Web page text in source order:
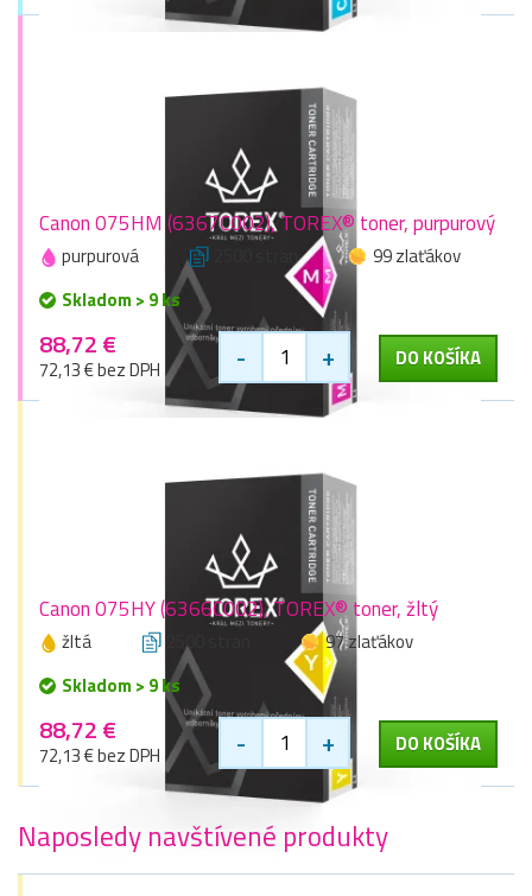
Canon 075HM (6367C002), TOREX® toner, purpurový
purpurová 2500 stran
99 zlaťákov
Skladom > 9 ks
88,72 €
72,13 € bez DPH - + DO KOŠÍKA
Canon 075HY (6366C002), TOREX® toner, žltý
žltá 2500 stran
97 zlaťákov
Skladom > 9 ks
88,72 €
72,13 € bez DPH - + DO KOŠÍKA
Naposledy navštívené produkty